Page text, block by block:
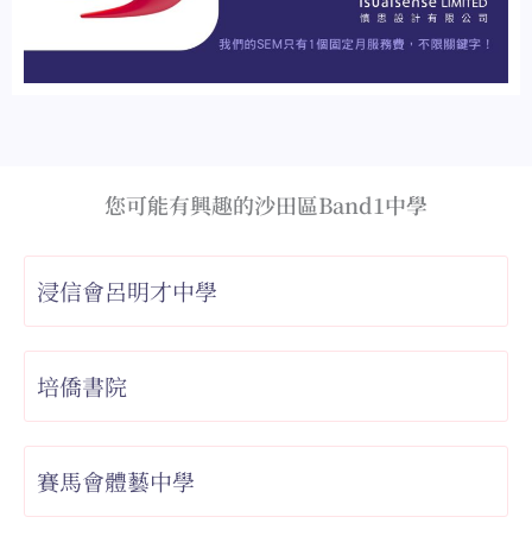
您可能有興趣的沙田區Band1中學
浸信會呂明才中學
培僑書院
賽馬會體藝中學